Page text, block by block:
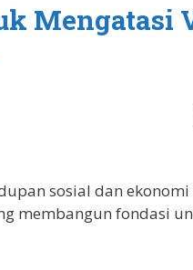
Mengatasi
sosial dan
membangun fondasi